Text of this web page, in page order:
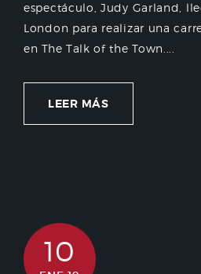
espectáculo, Judy Garland,
London para realizar una
en The Talk of the Town....
LEER MÁS
10